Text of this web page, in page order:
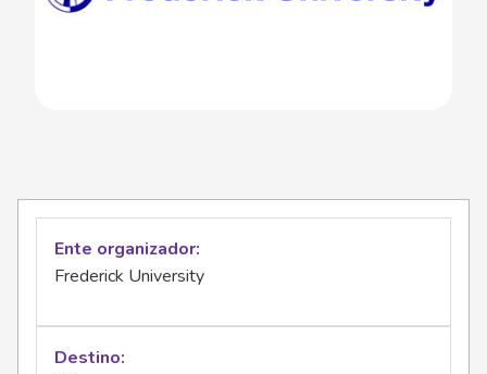
Ente organizador
Frederick University
Destino